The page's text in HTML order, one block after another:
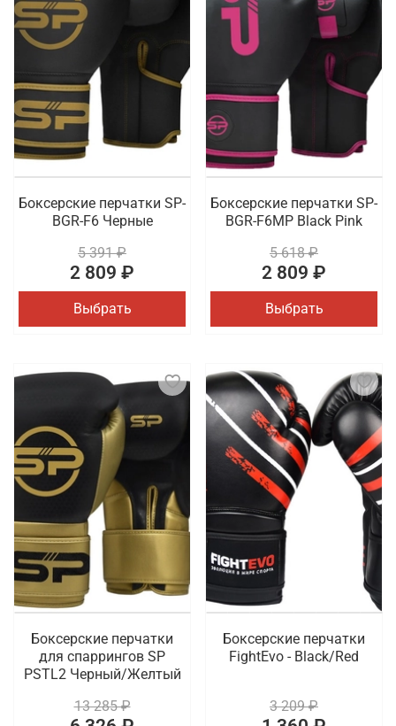
Боксерские перчатки SP-
BGR-F6 Черные
5 391 ₽
2 809 ₽
Выбрать
Боксерские перчатки SP-
BGR-F6MP Black Pink
5 618 ₽
2 809 ₽
Выбрать
Боксерские перчатки
для спаррингов SP
PSTL2 Черный/Желтый
13 285 ₽
Боксерские перчатки
FightEvo - Black/Red
3 209 ₽